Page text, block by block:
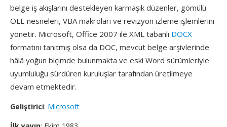
belge iş akışlarını destekleyen karmaşık düzenler, gömülü
OLE nesneleri, VBA makroları ve revizyon izleme işlemlerini
yönetir. Microsoft, Office 2007 ile XML tabanlı DOCX
formatını tanıtmış olsa da DOC, mevcut belge arşivlerinde
hâlâ yoğun biçimde bulunmakta ve eski Word sürümleriyle
uyumluluğu sürdüren kuruluşlar tarafından üretilmeye
devam etmektedir.
Geliştirici: Microsoft